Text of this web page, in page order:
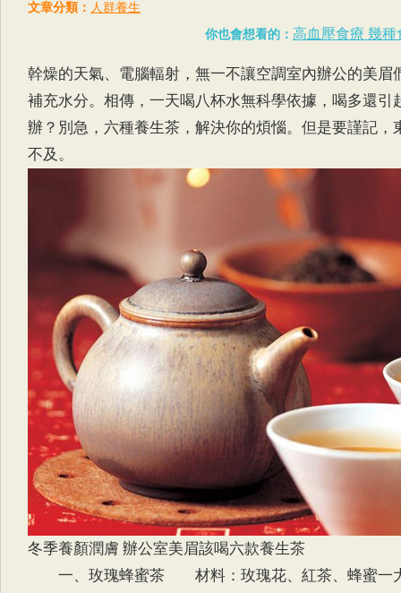
文章分類： 人群養生
你也會想看的： 高血壓食療 幾
幹燥的天氣、電腦輻射，無一不讓空調室內辦公的美眉
補充水分。相傳，一天喝八杯水無科學依據，喝多還引
辦？別急，六種養生茶，解決你的煩惱。但是要謹記，
不及。
冬季養顏潤膚 辦公室美眉該喝六款養生茶
一、玫瑰蜂蜜茶 材料：玫瑰花、紅茶、蜂蜜一